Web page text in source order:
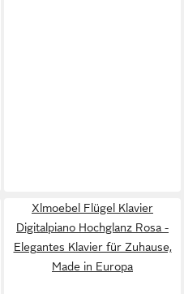
Xlmoebel Flügel Klavier
Digitalpiano Hochglanz Rosa -
Elegantes Klavier für Zuhause,
Made in Europa